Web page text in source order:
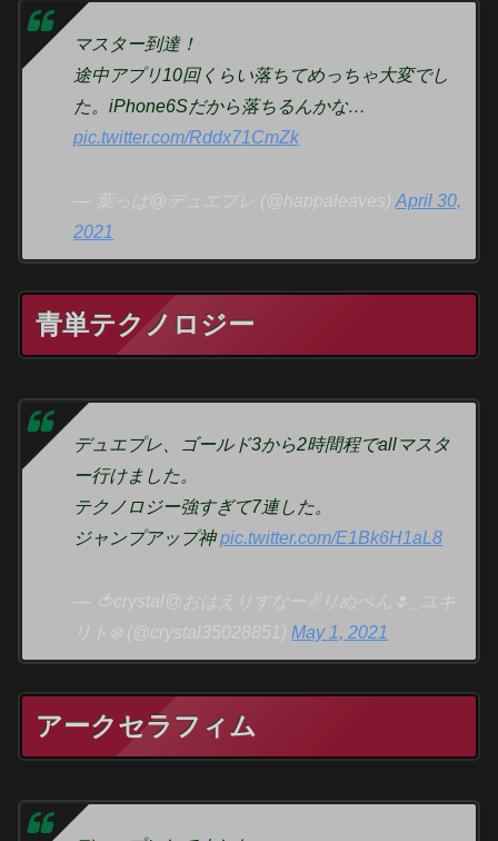
マスター到達！
途中アプリ10回くらい落ちてめっちゃ大変でし
た。iPhone6Sだから落ちるんかな…
pic.twitter.com/Rddx71CmZk
— 葉っぱ@デュエプレ (@happaleaves)April 30,
2021
青単テクノロジー
デュエプレ、ゴールド3から2時間程でallマスタ
ー行けました。
テクノロジー強すぎて7連した。
ジャンプアップ神pic.twitter.com/E1Bk6H1aL8
— 🍅crystal@おはえりすなー✌️りぬぺん🌷_ユキ
リト❄️ (@crystal35028851)May 1, 2021
アークセラフィム